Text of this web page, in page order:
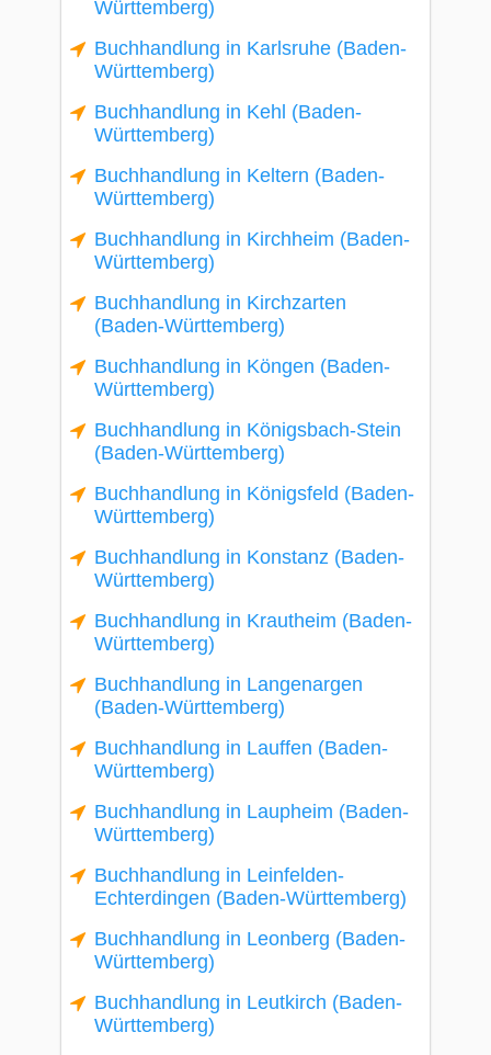
Württemberg)
Buchhandlung in Karlsruhe (Baden-
Württemberg)
Buchhandlung in Kehl (Baden-
Württemberg)
Buchhandlung in Keltern (Baden-
Württemberg)
Buchhandlung in Kirchheim (Baden-
Württemberg)
Buchhandlung in Kirchzarten
(Baden-Württemberg)
Buchhandlung in Köngen (Baden-
Württemberg)
Buchhandlung in Königsbach-Stein
(Baden-Württemberg)
Buchhandlung in Königsfeld (Baden-
Württemberg)
Buchhandlung in Konstanz (Baden-
Württemberg)
Buchhandlung in Krautheim (Baden-
Württemberg)
Buchhandlung in Langenargen
(Baden-Württemberg)
Buchhandlung in Lauffen (Baden-
Württemberg)
Buchhandlung in Laupheim (Baden-
Württemberg)
Buchhandlung in Leinfelden-
Echterdingen (Baden-Württemberg)
Buchhandlung in Leonberg (Baden-
Württemberg)
Buchhandlung in Leutkirch (Baden-
Württemberg)